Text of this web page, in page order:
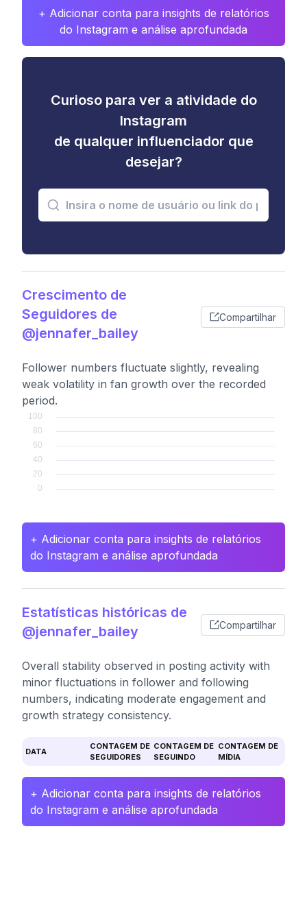
+ Adicionar conta para insights de relatórios
do Instagram e análise aprofundada
Curioso para ver a atividade do
Instagram
de qualquer influenciador que
desejar?
Crescimento de
Seguidores de
@jennafer_bailey
Compartilhar
Follower numbers fluctuate slightly, revealing
weak volatility in fan growth over the recorded
period.
+ Adicionar conta para insights de relatórios
do Instagram e análise aprofundada
Estatísticas históricas de
@jennafer_bailey
Compartilhar
Overall stability observed in posting activity with
minor fluctuations in follower and following
numbers, indicating moderate engagement and
growth strategy consistency.
DATA
CONTAGEM DE
SEGUIDORES
CONTAGEM DE
SEGUINDO
CONTAGEM DE
MÍDIA
+ Adicionar conta para insights de relatórios
do Instagram e análise aprofundada